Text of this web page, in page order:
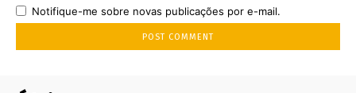
Notifique-me sobre novas publicações por e-mail.